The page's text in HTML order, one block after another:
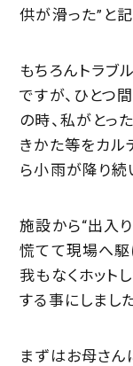
供が滑った”と記
もちろんトラブ
ですが、ひとつ
の時、私がとっ
きかた等をカル
ら小雨が降り続
施設から“出入
慌てて現場へ駆
我もなくホット
する事にしました
まずはお母さん